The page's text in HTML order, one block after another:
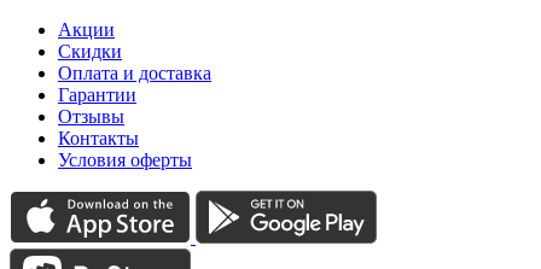
Акции
Скидки
Оплата и доставка
Гарантии
Отзывы
Контакты
Условия оферты